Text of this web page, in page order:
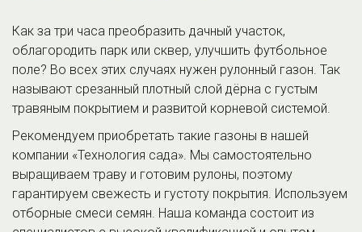
Как за три часа преобразить дачный участок,
облагородить парк или сквер, улучшить футбольное
поле? Во всех этих случаях нужен рулонный газон. Так
называют срезанный плотный слой дёрна с густым
травяным покрытием и развитой корневой системой.
Рекомендуем приобретать такие газоны в нашей
компании «Технология сада». Мы самостоятельно
выращиваем траву и готовим рулоны, поэтому
гарантируем свежесть и густоту покрытия. Используем
отборные смеси семян. Наша команда состоит из